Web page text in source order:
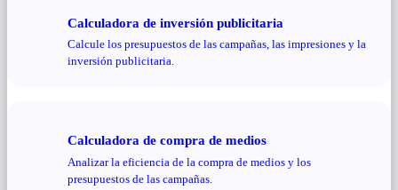
Calculadora de inversión publicitaria
Calcule los presupuestos de las campañas, las impresiones y la
inversión publicitaria.
Calculadora de compra de medios
Analizar la eficiencia de la compra de medios y los
presupuestos de las campañas.